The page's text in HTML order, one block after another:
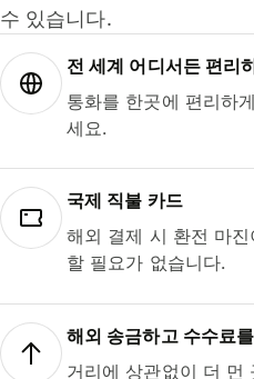
수 있습니다.
전 세계 어디서든 편리
통화를 한곳에 편리하
세요.
국제 직불 카드
해외 결제 시 환전 마
할 필요가 없습니다.
해외 송금하고 수수료
거리에 상관없이 더 먼